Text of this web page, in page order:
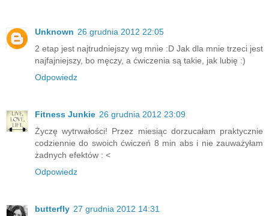
Unknown 26 grudnia 2012 22:05
2 etap jest najtrudniejszy wg mnie :D Jak dla mnie trzeci jest
najfajniejszy, bo męczy, a ćwiczenia są takie, jak lubię :)
Odpowiedz
Fitness Junkie 26 grudnia 2012 23:09
Życzę wytrwałości! Przez miesiąc dorzucałam praktycznie
codziennie do swoich ćwiczeń 8 min abs i nie zauważyłam
żadnych efektów : <
Odpowiedz
butterfly 27 grudnia 2012 14:31